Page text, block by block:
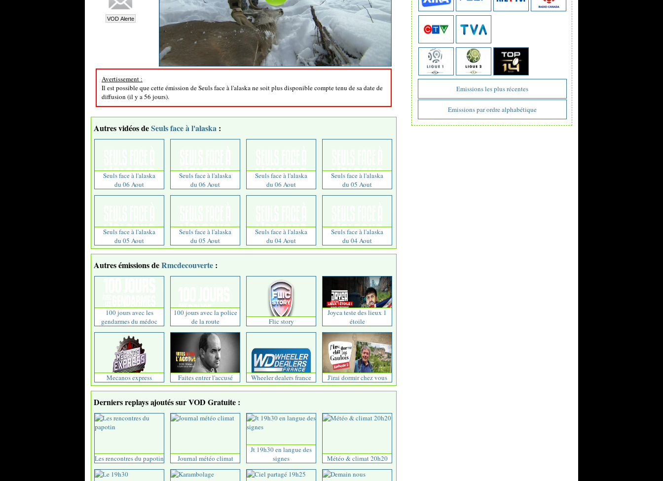
Emissions les plus récentes
Emissions par ordre alphabétique
Avertissement :
Il est possible que cette émission de Seuls face à l'alaska ne soit plus disponible compte tenu de sa date de
diffusion (il y a 56 jours).
Autres vidéos deSeuls face à l'alaska :
Seuls face à l'alaska
du 06 Aout
Seuls face à l'alaska
du 06 Aout
Seuls face à l'alaska
du 06 Aout
Seuls face à l'alaska
du 05 Aout
Seuls face à l'alaska
du 05 Aout
Seuls face à l'alaska
du 05 Aout
Seuls face à l'alaska
du 04 Aout
Seuls face à l'alaska
du 04 Aout
Autres émissions deRmcdecouverte :
100 jours avec les
gendarmes du médoc
100 jours avec la police
de la route
Flic story
Joyca teste des lieux 1
étoile
Mecanos express Faites entrer l'accusé Wheeler dealers france J'irai dormir chez vous
Derniers replays ajoutés sur VOD Gratuite :
Les rencontres du papotin Journal météo climat
Jt 19h30 en langue des
signes
Météo & climat 20h20